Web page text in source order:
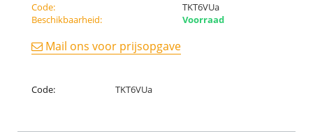
Code:
TKT6VUa
Beschikbaarheid:
Voorraad
Mail ons voor prijsopgave
Code: TKT6VUa